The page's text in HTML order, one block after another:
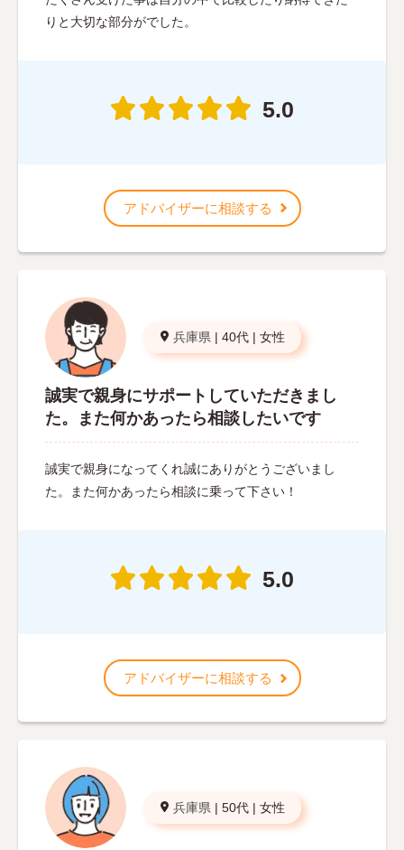
りと大切な部分がでした。
5.0
アドバイザーに相談する
兵庫県 | 40代 | 女性
誠実で親身にサポートしていただきまし
た。また何かあったら相談したいです
誠実で親身になってくれ誠にありがとうございまし
た。また何かあったら相談に乗って下さい！
5.0
アドバイザーに相談する
兵庫県 | 50代 | 女性